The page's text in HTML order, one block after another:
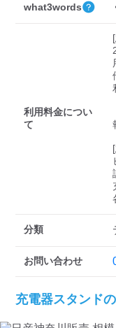
what3words
利用料金につい
て
分類
お問い合わせ
充電器スタンド